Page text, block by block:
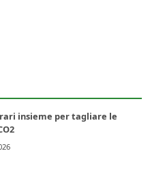
insieme per tagliare le